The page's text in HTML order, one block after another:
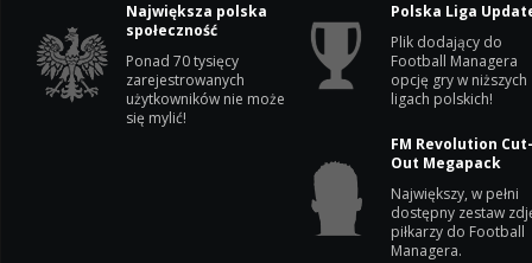
Największa polska
społeczność
Ponad 70 tysięcy
zarejestrowanych
użytkowników nie może
się mylić!
Polska Liga
Plik dodający do
Football Managera
opcję gry w niższych
ligach polskich!
FM Revolution
Out Megapack
Największy, w pełni
dostępny zestaw
piłkarzy do Football
Managera.